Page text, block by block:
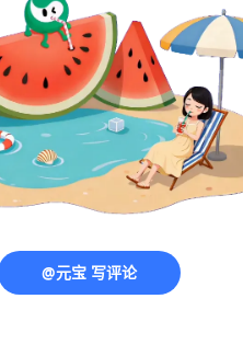
@元宝 写评论